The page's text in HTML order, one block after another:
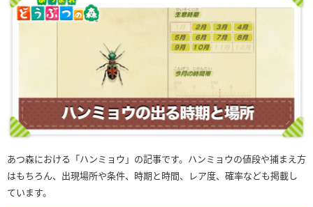
あつ森における「ハンミョウ」の記事です。ハンミョウの値段や捕まえ方
はもちろん、出現場所や条件、時期と時間、レア度、確率なども掲載し
ています。